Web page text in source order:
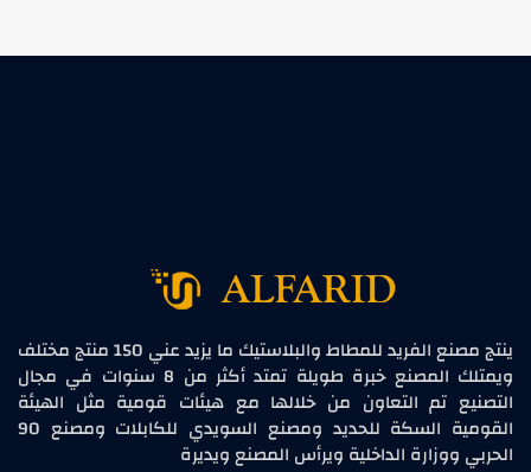
ينتج مصنع الفريد للمطاط والبلاستيك ما يزيد عني 150 منتج مختلف
ويمتلك المصنع خبرة طويلة تمتد أكثر من 8 سنوات في مجال
التصنيع تم التعاون من خلالها مع هيئات قومية مثل الهيئة
القومية السكة للحديد ومصنع السويدي للكابلات ومصنع 90
الحربي ووزارة الداخلية ويرأس المصنع ويديرة